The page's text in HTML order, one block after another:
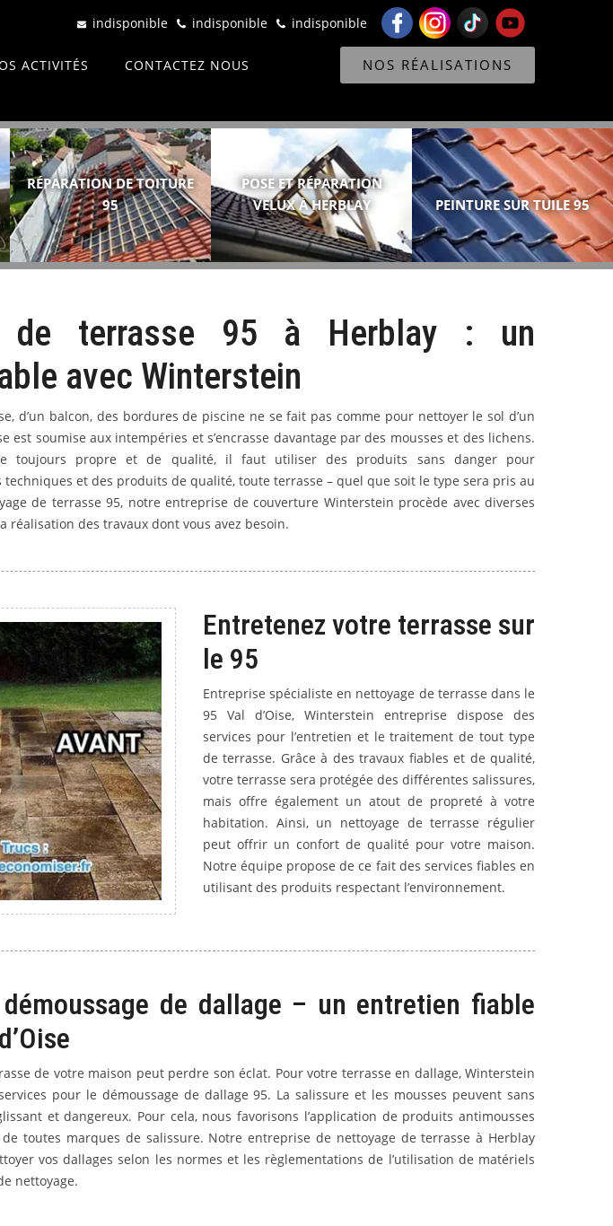
ACTIVITÉS CONTACTEZ NOUS NOS RÉALISATIONS
indisponible indisponible indisponible
RÉPARATION DE TOITURE
95
POSE ET RÉPARATION
VELUX À HERBLAY
PEINTURE SUR TUILE 95
de terrasse 95 à Herblay : un
avec Winterstein
d’un balcon, des bordures de piscine ne se fait pas comme pour nettoyer le sol d’un
est soumise aux intempéries et s’encrasse davantage par des mousses et des lichens.
toujours propre et de qualité, il faut utiliser des produits sans danger pour
techniques et des produits de qualité, toute terrasse – quel que soit le type sera pris au
de terrasse 95, notre entreprise de couverture Winterstein procède avec diverses
réalisation des travaux dont vous avez besoin.
Entretenez votre terrasse sur
le 95
Entreprise spécialiste en nettoyage de terrasse dans le
95 Val d’Oise, Winterstein entreprise dispose des
services pour l’entretien et le traitement de tout type
de terrasse. Grâce à des travaux fiables et de qualité,
votre terrasse sera protégée des différentes salissures,
mais offre également un atout de propreté à votre
habitation. Ainsi, un nettoyage de terrasse régulier
peut offrir un confort de qualité pour votre maison.
Notre équipe propose de ce fait des services fiables en
utilisant des produits respectant l’environnement.
de dallage – un entretien fiable
de votre maison peut perdre son éclat. Pour votre terrasse en dallage, Winterstein
pour le démoussage de dallage 95. La salissure et les mousses peuvent sans
et dangereux. Pour cela, nous favorisons l’application de produits antimousses
toutes marques de salissure. Notre entreprise de nettoyage de terrasse à Herblay
vos dallages selon les normes et les règlementations de l’utilisation de matériels
nettoyage.